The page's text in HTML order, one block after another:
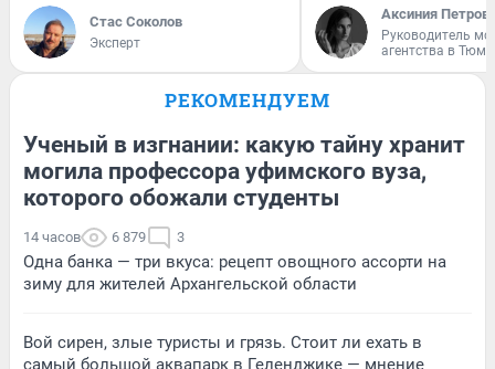
Стас Соколов
Эксперт
Аксиния
Руководитель
агентства в
РЕКОМЕНДУЕМ
Ученый в изгнании: какую тайну хранит
могила профессора уфимского вуза,
которого обожали студенты
14 часов 6 879 3
Одна банка — три вкуса: рецепт овощного ассорти на
зиму для жителей Архангельской области
Вой сирен, злые туристы и грязь. Стоит ли ехать в
самый большой аквапарк в Геленджике — мнение